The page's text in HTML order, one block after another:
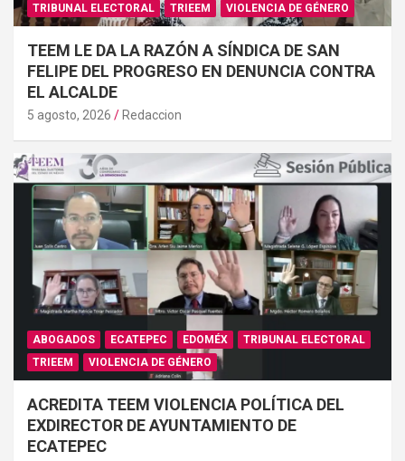
TRIBUNAL ELECTORAL
TRIEEM VIOLENCIA DE GÉNERO
TEEM LE DA LA RAZÓN A SÍNDICA DE SAN
FELIPE DEL PROGRESO EN DENUNCIA CONTRA
EL ALCALDE
5 agosto, 2026 Redaccion
ABOGADOS ECATEPEC EDOMÉX
TRIBUNAL ELECTORAL
TRIEEM
VIOLENCIA DE GÉNERO
ACREDITA TEEM VIOLENCIA POLÍTICA DEL
EXDIRECTOR DE AYUNTAMIENTO DE
ECATEPEC